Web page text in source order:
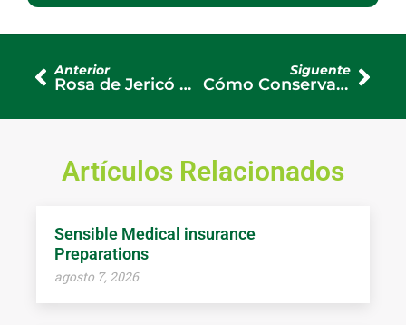
Anterior
Rosa de Jericó Cuidados en Agua: ¿Cómo Mantener Viva esta Planta Milagrosa?
Siguente
Cómo Conservar una Rosa Cortada: Consejos Prácticos para Alargar su Frescura
Artículos Relacionados
Sensible Medical insurance
Preparations
agosto 7, 2026